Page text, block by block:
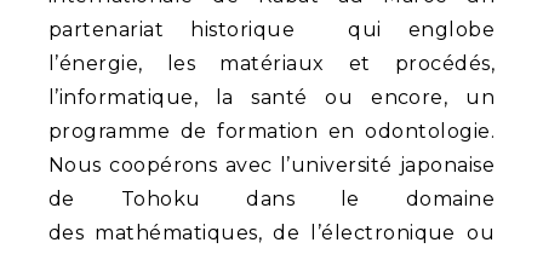
partenariat historique qui englobe
l’énergie, les matériaux et procédés,
l’informatique, la santé ou encore, un
programme de formation en odontologie.
Nous coopérons avec l’université japonaise
de Tohoku dans le domaine
des mathématiques, de l’électronique ou